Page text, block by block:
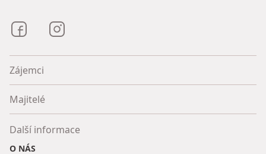
Bezrealitky na Facebooku
Zájemci
Majitelé
Další informace
O NÁS